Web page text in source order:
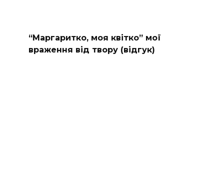
“Маргаритко, моя квітко” мої
враження від твору (відгук)